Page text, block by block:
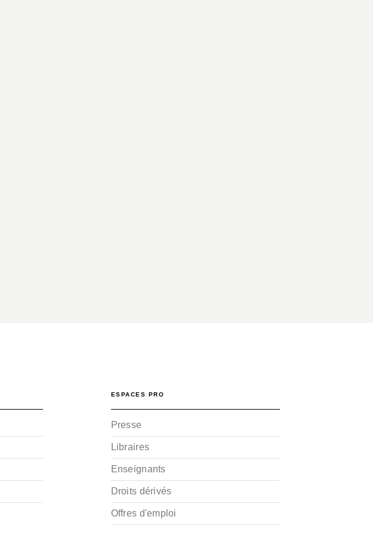
ESPACES PRO
Presse
Libraires
Enseignants
Droits dérivés
Offres d'emploi